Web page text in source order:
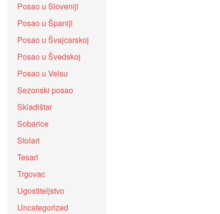
Posao u Sloveniji
Posao u Španiji
Posao u Švajcarskoj
Posao u Švedskoj
Posao u Velsu
Sezonski posao
Skladištar
Sobarice
Stolari
Tesari
Trgovac
Ugostiteljstvo
Uncategorized